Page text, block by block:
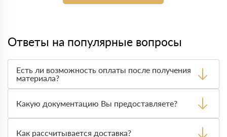
Ответы на популярные вопросы
Есть ли возможность оплаты после получения
материала?
оплата по факту получения товара. При этом, если
доставленный товар был ненадлежащего качества, то
Вы вправе от него отказаться.
Какую документацию Вы предоставляете?
сертификаты и паспорта качества, а также товарно-
Как рассчитывается доставка?